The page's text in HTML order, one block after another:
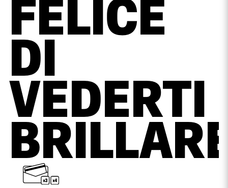
FELICE
DI
VEDERTI